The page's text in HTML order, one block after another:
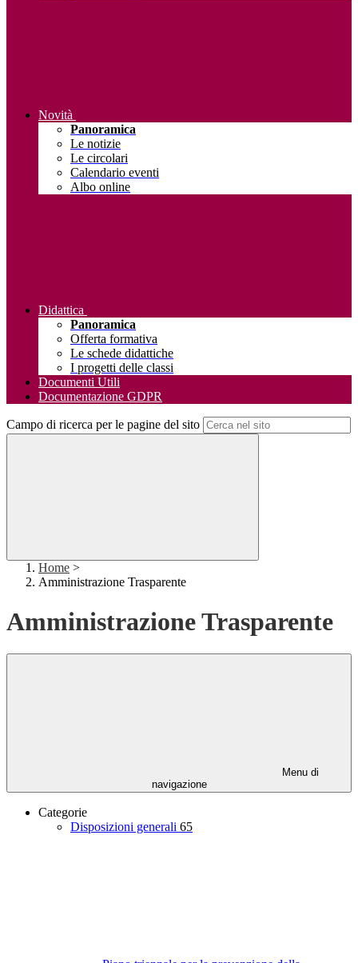
Novità
Panoramica
Le notizie
Le circolari
Calendario eventi
Albo online
Didattica
Panoramica
Offerta formativa
Le schede didattiche
I progetti delle classi
Documenti Utili
Documentazione GDPR
Campo di ricerca per le pagine del sito
Home >
Amministrazione Trasparente
Amministrazione Trasparente
Menu di
navigazione
Categorie
Disposizioni generali 65